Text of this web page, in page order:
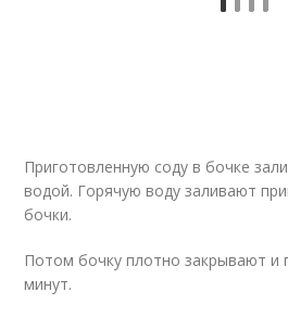
Приготовленную соду в бочке
водой. Горячую воду заливают
бочки.
Потом бочку плотно закрывают и
минут.